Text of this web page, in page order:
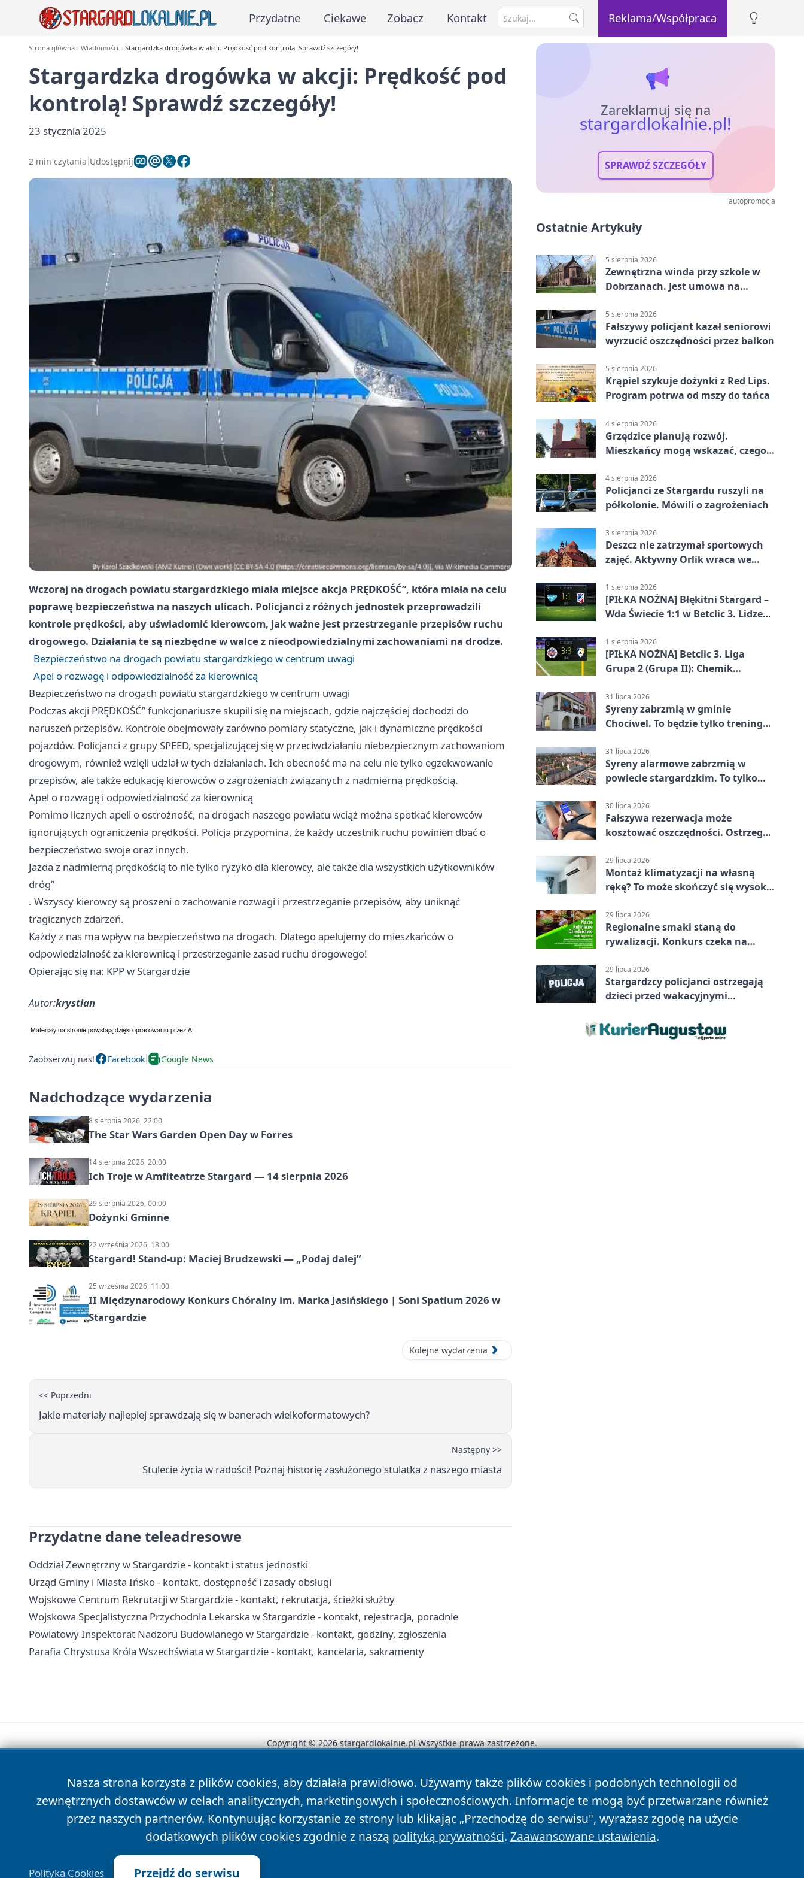
Przydatne Ciekawe Zobacz Kontakt Reklama/Współpraca
Strona główna Wiadomości Stargardzka drogówka w akcji: Prędkość pod kontrolą! Sprawdź szczegóły!
Stargardzka drogówka w akcji: Prędkość pod
kontrolą! Sprawdź szczegóły!
23 stycznia 2025
2 min czytania Udostępnij
Wczoraj na drogach powiatu stargardzkiego miała miejsce akcja PRĘDKOŚĆ”, która miała na celu
poprawę bezpieczeństwa na naszych ulicach. Policjanci z różnych jednostek przeprowadzili
kontrole prędkości, aby uświadomić kierowcom, jak ważne jest przestrzeganie przepisów ruchu
drogowego. Działania te są niezbędne w walce z nieodpowiedzialnymi zachowaniami na drodze.
Bezpieczeństwo na drogach powiatu stargardzkiego w centrum uwagi
Apel o rozwagę i odpowiedzialność za kierownicą
Bezpieczeństwo na drogach powiatu stargardzkiego w centrum uwagi
Podczas akcji PRĘDKOŚĆ” funkcjonariusze skupili się na miejscach, gdzie najczęściej dochodzi do
naruszeń przepisów. Kontrole obejmowały zarówno pomiary statyczne, jak i dynamiczne prędkości
pojazdów. Policjanci z grupy SPEED, specjalizującej się w przeciwdziałaniu niebezpiecznym zachowaniom
drogowym, również wzięli udział w tych działaniach. Ich obecność ma na celu nie tylko egzekwowanie
przepisów, ale także edukację kierowców o zagrożeniach związanych z nadmierną prędkością.
Apel o rozwagę i odpowiedzialność za kierownicą
Pomimo licznych apeli o ostrożność, na drogach naszego powiatu wciąż można spotkać kierowców
ignorujących ograniczenia prędkości. Policja przypomina, że każdy uczestnik ruchu powinien dbać o
bezpieczeństwo swoje oraz innych.
Jazda z nadmierną prędkością to nie tylko ryzyko dla kierowcy, ale także dla wszystkich użytkowników
dróg”
. Wszyscy kierowcy są proszeni o zachowanie rozwagi i przestrzeganie przepisów, aby uniknąć
tragicznych zdarzeń.
Każdy z nas ma wpływ na bezpieczeństwo na drogach. Dlatego apelujemy do mieszkańców o
odpowiedzialność za kierownicą i przestrzeganie zasad ruchu drogowego!
Opierając się na: KPP w Stargardzie
Autor:krystian
Zaobserwuj nas! Facebook Google News
Nadchodzące wydarzenia
8 sierpnia 2026, 22:00
The Star Wars Garden Open Day w Forres
14 sierpnia 2026, 20:00
Ich Troje w Amfiteatrze Stargard — 14 sierpnia 2026
29 sierpnia 2026, 00:00
Dożynki Gminne
22 września 2026, 18:00
Stargard! Stand-up: Maciej Brudzewski — „Podaj dalej”
25 września 2026, 11:00
II Międzynarodowy Konkurs Chóralny im. Marka Jasińskiego | Soni Spatium 2026 w
Stargardzie
Kolejne wydarzenia
<< Poprzedni
Jakie materiały najlepiej sprawdzają się w banerach wielkoformatowych?
Następny >>
Stulecie życia w radości! Poznaj historię zasłużonego stulatka z naszego miasta
Przydatne dane teleadresowe
Oddział Zewnętrzny w Stargardzie - kontakt i status jednostki
Urząd Gminy i Miasta Ińsko - kontakt, dostępność i zasady obsługi
Wojskowe Centrum Rekrutacji w Stargardzie - kontakt, rekrutacja, ścieżki służby
Wojskowa Specjalistyczna Przychodnia Lekarska w Stargardzie - kontakt, rejestracja, poradnie
Powiatowy Inspektorat Nadzoru Budowlanego w Stargardzie - kontakt, godziny, zgłoszenia
Parafia Chrystusa Króla Wszechświata w Stargardzie - kontakt, kancelaria, sakramenty
Zareklamuj się na
stargardlokalnie.pl!
SPRAWDŹ SZCZEGÓŁY
autopromocja
Ostatnie Artykuły
5 sierpnia 2026
Zewnętrzna winda przy szkole w
Dobrzanach. Jest umowa na
5 sierpnia 2026
Fałszywy policjant kazał seniorowi
wyrzucić oszczędności przez balkon
5 sierpnia 2026
Krąpiel szykuje dożynki z Red Lips.
Program potrwa od mszy do tańca
4 sierpnia 2026
Grzędzice planują rozwój.
Mieszkańcy mogą wskazać, czego
4 sierpnia 2026
Policjanci ze Stargardu ruszyli na
półkolonie. Mówili o zagrożeniach
3 sierpnia 2026
Deszcz nie zatrzymał sportowych
zajęć. Aktywny Orlik wraca we
1 sierpnia 2026
[PIŁKA NOŻNA] Błękitni Stargard –
Wda Świecie 1:1 w Betclic 3. Lidze
1 sierpnia 2026
[PIŁKA NOŻNA] Betclic 3. Liga
Grupa 2 (Grupa II): Chemik
Stargard 3:3
31 lipca 2026
Syreny zabrzmią w gminie
Chociwel. To będzie tylko trening
31 lipca 2026
Syreny alarmowe zabrzmią w
powiecie stargardzkim. To tylko
30 lipca 2026
Fałszywa rezerwacja może
kosztować oszczędności. Ostrzega
29 lipca 2026
Montaż klimatyzacji na własną
rękę? To może skończyć się wysoką
29 lipca 2026
Regionalne smaki staną do
rywalizacji. Konkurs czeka na
29 lipca 2026
Stargardzcy policjanci ostrzegają
dzieci przed wakacyjnymi
Nasza strona korzysta z plików cookies, aby działała prawidłowo. Używamy także plików cookies i podobnych technologii od
zewnętrznych dostawców w celach analitycznych, marketingowych i społecznościowych. Informacje te mogą być przetwarzane również
przez naszych partnerów. Kontynuując korzystanie ze strony lub klikając „Przechodzę do serwisu", wyrażasz zgodę na użycie
dodatkowych plików cookies zgodnie z naszą polityką prywatności. Zaawansowane ustawienia.
Polityka Cookies Przejdź do serwisu
Copyright © 2026 stargardlokalnie.pl Wszystkie prawa zastrzeżone.
News Autorzy Polityka Prywatności Polityka Cookies